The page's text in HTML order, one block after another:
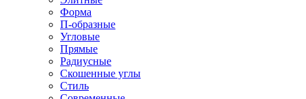
Форма
П-образные
Угловые
Прямые
Радиусные
Скошенные углы
Стиль